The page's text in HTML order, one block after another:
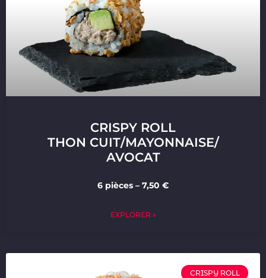
CRISPY ROLL
THON CUIT/MAYONNAISE/
AVOCAT
6 pièces – 7,50 €
EXPLORER »
CRISPY ROLL